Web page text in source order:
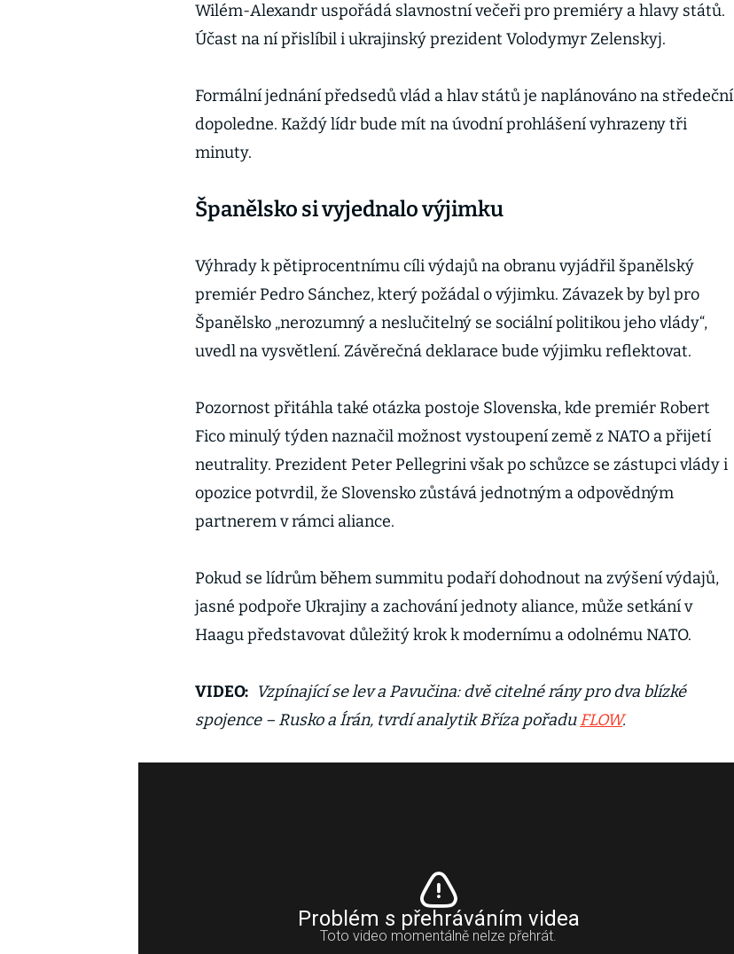
Wilém-Alexandr uspořádá slavnostní večeři pro premiéry a hlavy států.
Účast na ní přislíbil i ukrajinský prezident Volodymyr Zelenskyj.
Formální jednání předsedů vlád a hlav států je naplánováno na středeční
dopoledne. Každý lídr bude mít na úvodní prohlášení vyhrazeny tři
minuty.
Španělsko si vyjednalo výjimku
Výhrady k pětiprocentnímu cíli výdajů na obranu vyjádřil španělský
premiér Pedro Sánchez, který požádal o výjimku. Závazek by byl pro
Španělsko „nerozumný a neslučitelný se sociální politikou jeho vlády“,
uvedl na vysvětlení. Závěrečná deklarace bude výjimku reflektovat.
Pozornost přitáhla také otázka postoje Slovenska, kde premiér Robert
Fico minulý týden naznačil možnost vystoupení země z NATO a přijetí
neutrality. Prezident Peter Pellegrini však po schůzce se zástupci vlády i
opozice potvrdil, že Slovensko zůstává jednotným a odpovědným
partnerem v rámci aliance.
Pokud se lídrům během summitu podaří dohodnout na zvýšení výdajů,
jasné podpoře Ukrajiny a zachování jednoty aliance, může setkání v
Haagu představovat důležitý krok k modernímu a odolnému NATO.
VIDEO: Vzpínající se lev a Pavučina: dvě citelné rány pro dva blízké
spojence – Rusko a Írán, tvrdí analytik Bříza pořaduFLOW.
Problém s přehráváním videa
Toto video momentálně nelze přehrát.